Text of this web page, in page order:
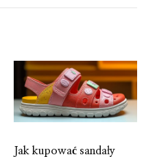
Jak kupować sandały